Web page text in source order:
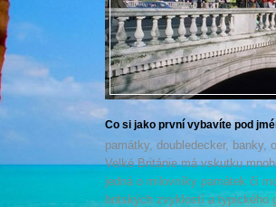
Co si jako první vybavíte pod
památky, doubledecker, banky,
Velké Británie má vskutku
jedná o milovníky památek či
britských zvyklostí a typického